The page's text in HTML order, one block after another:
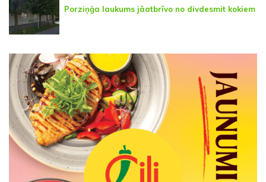
Porziņģa laukums jāatbrīvo no divdesmit kokiem